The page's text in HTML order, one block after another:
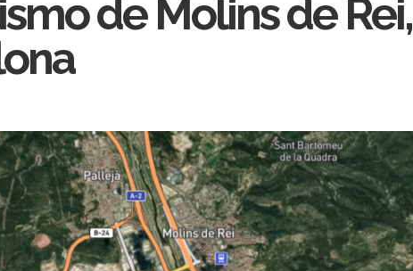
de Molins de Rei,